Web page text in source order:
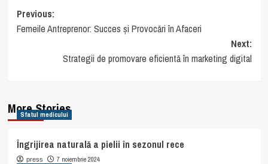
Post
navigation
Previous:
Femeile Antreprenor: Succes și Provocări în Afaceri
Next:
Strategii de promovare eficientă în marketing digital
More Stories
Sfatul medicului
Îngrijirea naturală a pielii în sezonul rece
press
7 noiembrie 2024